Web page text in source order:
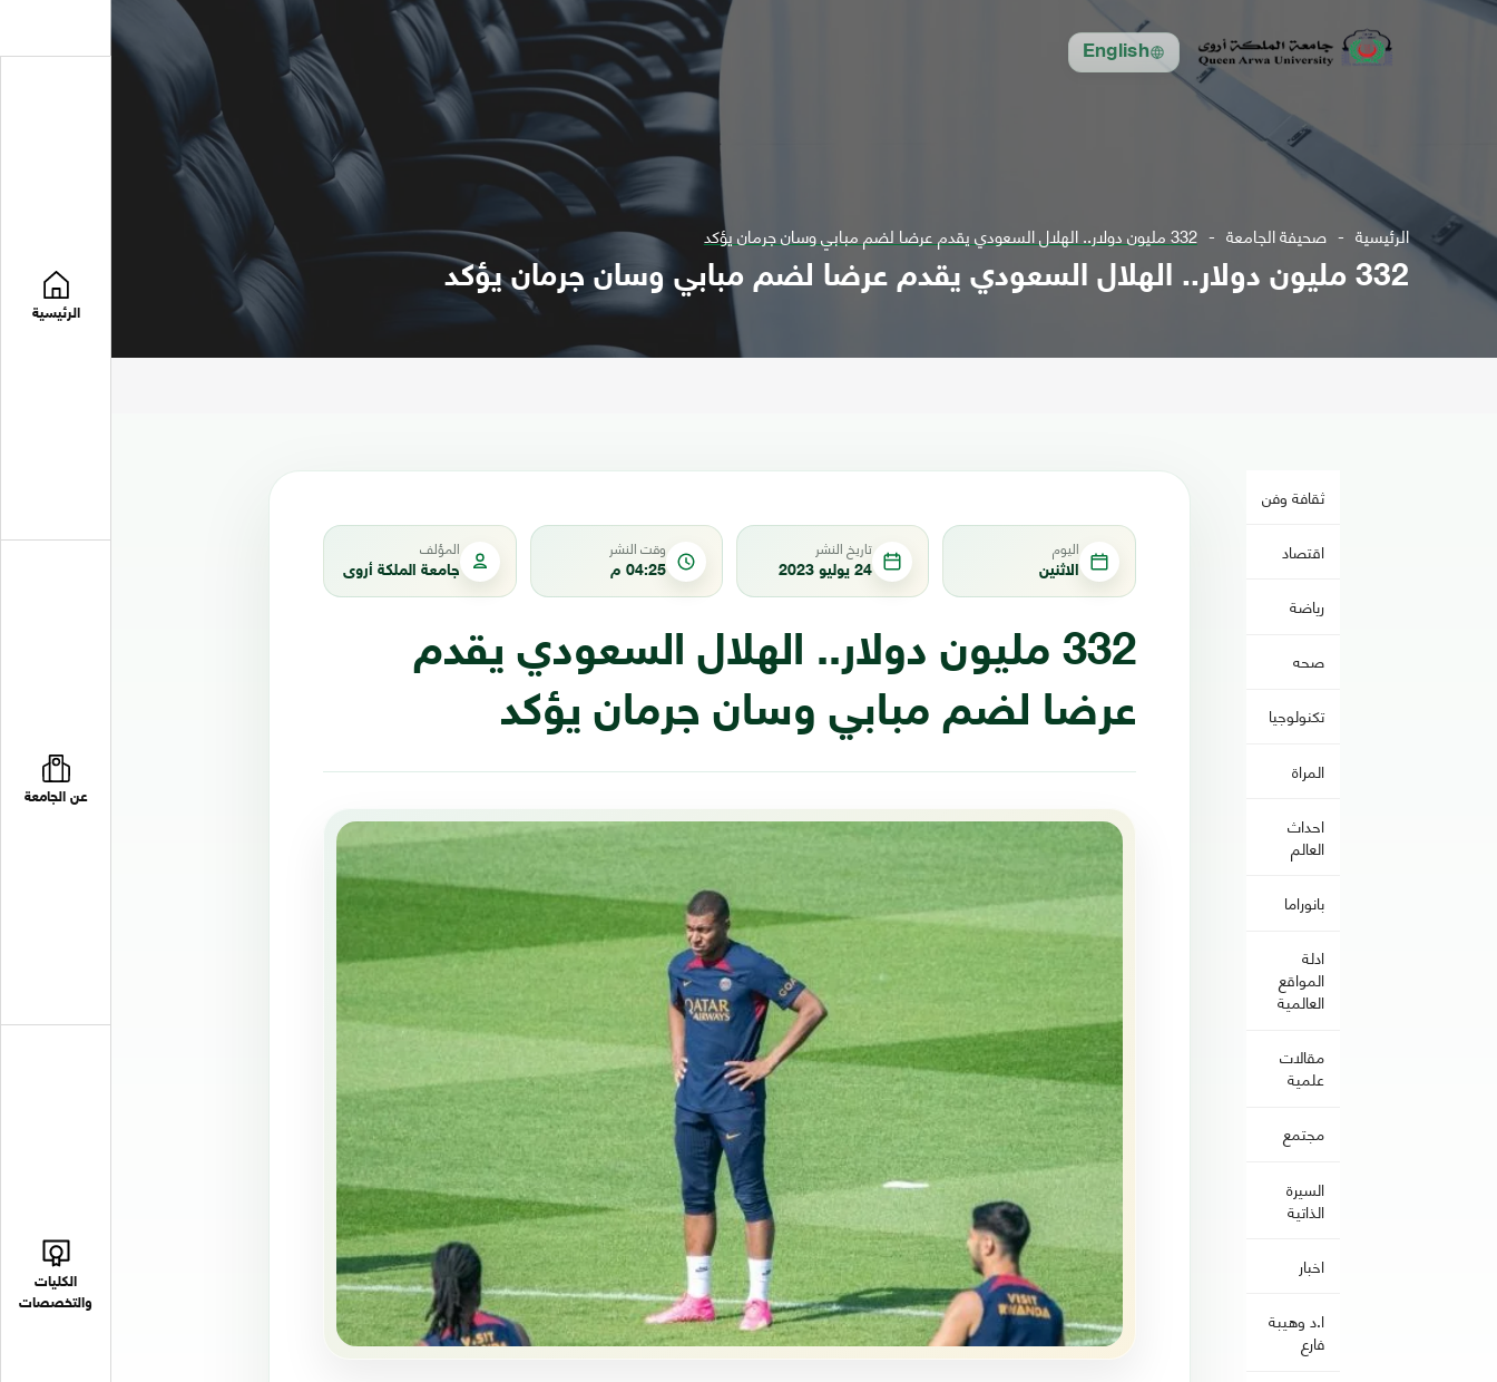
English
الرئيسية
عن الجامعة
الكليات
والتخصصات
الرئيسية صحيفة الجامعة 332 مليون دولار.. الهلال السعودي يقدم عرضا لضم مبابي وسان جرمان يؤكد
332 مليون دولار.. الهلال السعودي يقدم عرضا لضم مبابي وسان جرمان يؤكد
ثقافة وفن
اقتصاد
رياضة
صحه
تكنولوجيا
المراة
احداث
العالم
بانوراما
ادلة
المواقع
العالمية
مقالات
علمية
مجتمع
السيرة
الذاتية
اخبار
ا.د وهيبة
فارع
اليوم
الاثنين
تاريخ النشر
24 يوليو 2023
وقت النشر
04:25 م
المؤلف
جامعة الملكة أروى
332 مليون دولار.. الهلال السعودي يقدم
عرضا لضم مبابي وسان جرمان يؤكد